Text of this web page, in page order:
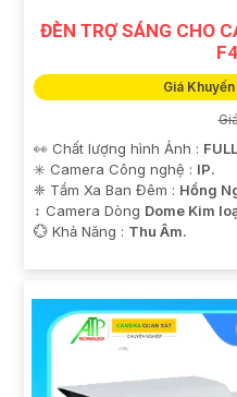
ĐÈN TRỢ SÁNG CHO
Giá
👀 Chất lượng hình Ảnh :
✳️ Camera Công nghệ : IP.
❈ Tầm Xa Ban Đêm : Hồng
↕️ Camera Dòng Dome Kim
️💮 Khả Năng : Thu Âm.